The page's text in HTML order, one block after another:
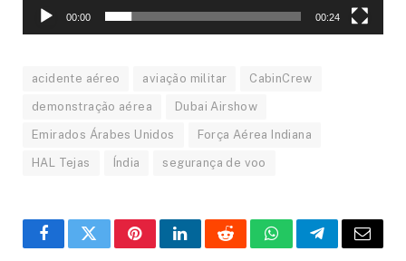
00:00 00:24
acidente aéreo aviação militar CabinCrew
demonstração aérea Dubai Airshow
Emirados Árabes Unidos Força Aérea Indiana
HAL Tejas Índia segurança de voo
FacebookTwitterPinterestLinkedInRedditWhatsAppTelegrama
E-